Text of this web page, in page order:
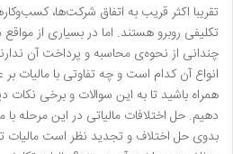
تقریبا اکثر قریب به اتفاق شرکت‌ها،
تکلیفی روبرو هستند. اما در بسیاری از مواقع
چندانی از نحوه‌ی محاسبه و پرداخت آن
انواع آن کدام است و چه تفاوتی با مالیات بر
همراه باشید تا به این سوالات و برخی نکات
دهیم. حل اختلافات مالیاتی در این مرحله
بدوی حل اختلاف و تجدید نظر است